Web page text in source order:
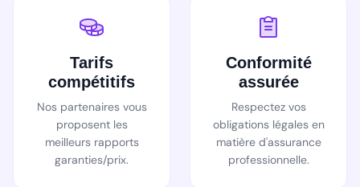
Tarifs
compétitifs
Nos partenaires vous
proposent les
meilleurs rapports
garanties/prix.
Conformité
assurée
Respectez vos
obligations légales en
matière d'assurance
professionnelle.